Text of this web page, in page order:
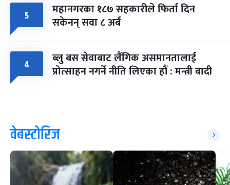
५ महानगरका १८७ सहकारीले फिर्ता दिन
सकेनन् सवा ८ अर्ब
४ ब्लु बस सेवाबाट लैंगिक असमानतालाई
प्रोत्साहन नगर्ने नीति लिएका हौं : मन्त्री बादी
वेबस्टोरिज